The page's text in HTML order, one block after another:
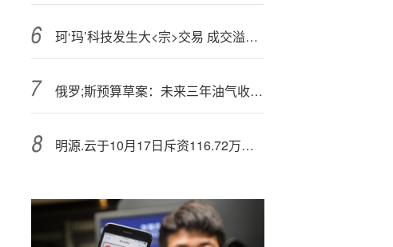
珂‘玛’科技发生大<宗>交易 成交溢价率8.92%
俄罗;斯预算草案：未来三年油气收入持续增长 26年将达1074亿美元
明源.云于10月17日斥资116.72万港元回购37.5万股